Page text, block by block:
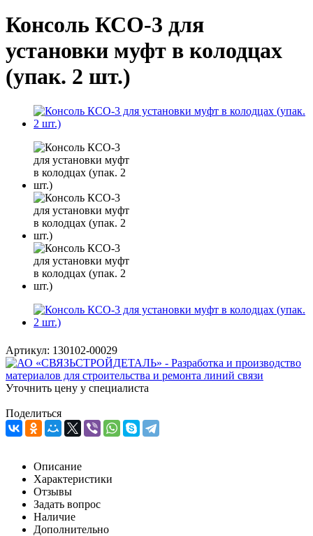
Консоль КСО-3 для
установки муфт в колодцах
(упак. 2 шт.)
Артикул: 130102-00029
Уточнить цену у специалиста
Поделиться
Описание
Характеристики
Отзывы
Задать вопрос
Наличие
Дополнительно